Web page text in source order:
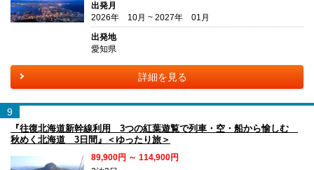
出発月
2026年 10月 ~ 2027年 01月
出発地
愛知県
詳細を見る
9
『往復北海道新幹線利用 3つの紅葉遊覧で列車・空・船から愉しむ
秋めく北海道 3日間』＜ゆったり旅＞
89,900円 ～ 114,900円